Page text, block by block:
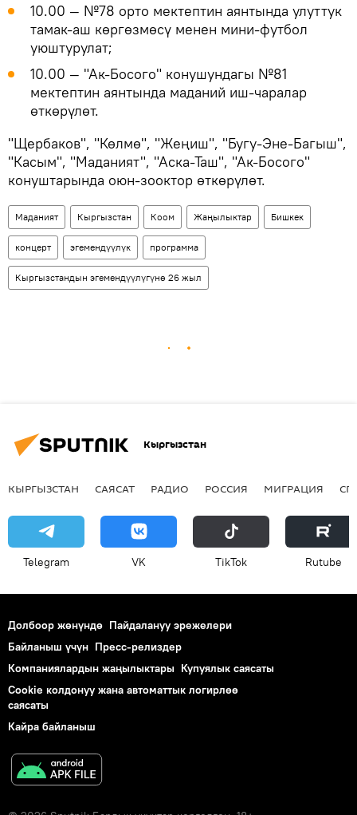
10.00 — №78 орто мектептин аянтында улуттук
тамак-аш көргөзмөсү менен мини-футбол
уюштурулат;
10.00 — "Ак-Босого" конушундагы №81
мектептин аянтында маданий иш-чаралар
өткөрүлөт.
"Щербаков", "Көлмө", "Жеңиш", "Бугу-Эне-Багыш",
"Касым", "Маданият", "Аска-Таш", "Ак-Босого"
конуштарында оюн-зооктор өткөрүлөт.
Маданият Кыргызстан Коом Жаңылыктар Бишкек
концерт эгемендүүлүк программа
Кыргызстандын эгемендүүлүгүнө 26 жыл
Кыргызстан
КЫРГЫЗСТАН САЯСАТ РАДИО РОССИЯ МИГРАЦИЯ
Telegram VK ТikТоk Rutube
Долбоор жөнүндө Пайдалануу эрежелери
Байланыш үчүн Пресс-релиздер
Компаниялардын жаңылыктары Купуялык саясаты
Cookie колдонуу жана автоматтык логирлөө
саясаты
Кайра байланыш